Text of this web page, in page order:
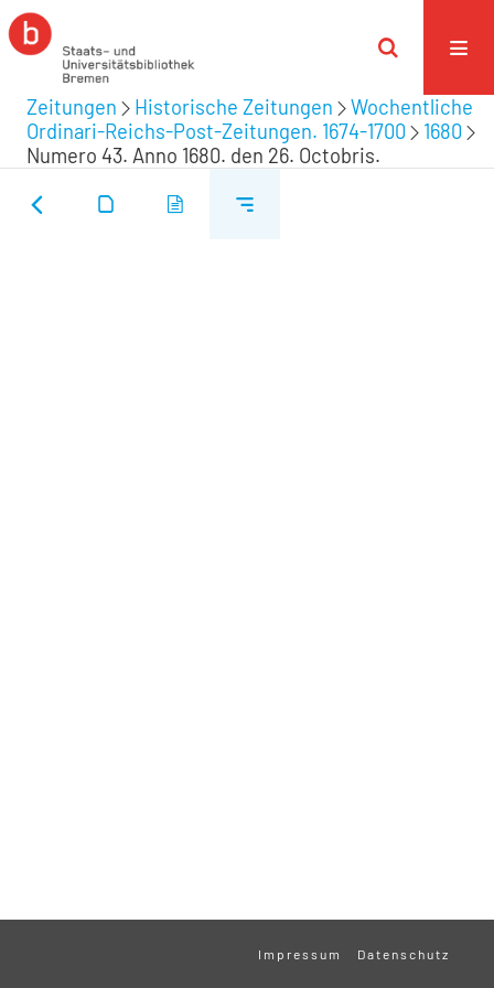
Zeitungen Historische Zeitungen
Wochentliche
Ordinari-Reichs-Post-Zeitungen. 1674-1700
1680
Numero 43. Anno 1680. den 26. Octobris.
Impressum Datenschutz